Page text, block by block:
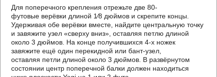
Для поперечного крепления отрежьте две 80-
футовые верёвки длиной 1⁄8 дюймов и скрепите концы.
Удерживая обе верёвки вместе, найдите центральную точку
и завяжите узел «сверху вниз», оставляя петлю длиной
около 3 дюймов. На конце получившихся 4-х ножек
завяжите ещё один перекидной или бант-узел,
оставляя петли длиной около 3 дюймов. В развёрнутом
состоянии центр поперечной балки должен находиться